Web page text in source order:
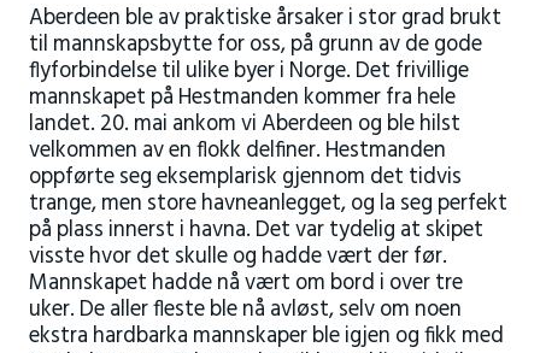
Aberdeen ble av praktiske årsaker i stor grad brukt
til mannskapsbytte for oss, på grunn av de gode
flyforbindelse til ulike byer i Norge. Det frivillige
mannskapet på Hestmanden kommer fra hele
landet. 20. mai ankom vi Aberdeen og ble hilst
velkommen av en flokk delfiner. Hestmanden
oppførte seg eksemplarisk gjennom det tidvis
trange, men store havneanlegget, og la seg perfekt
på plass innerst i havna. Det var tydelig at skipet
visste hvor det skulle og hadde vært der før.
Mannskapet hadde nå vært om bord i over tre
uker. De aller fleste ble nå avløst, selv om noen
ekstra hardbarka mannskaper ble igjen og fikk med